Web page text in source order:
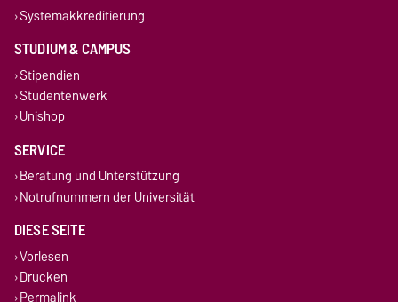
Systemakkreditierung
STUDIUM & CAMPUS
Stipendien
Studentenwerk
Unishop
SERVICE
Beratung und Unterstützung
Notrufnummern der Universität
DIESE SEITE
Vorlesen
Drucken
Permalink